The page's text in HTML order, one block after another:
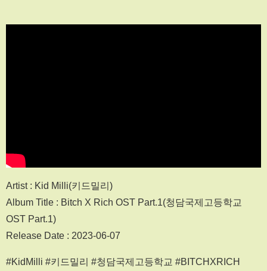
Artist : Kid Milli(키드밀리)
Album Title : Bitch X Rich OST Part.1(청담국제고등학교
OST Part.1)
Release Date : 2023-06-07
#KidMilli #키드밀리 #청담국제고등학교 #BITCHXRICH